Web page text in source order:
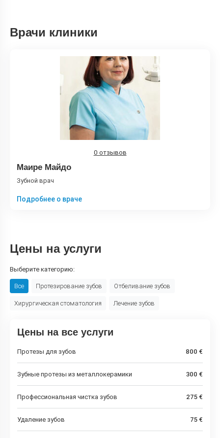
Врачи клиники
0 отзывов
Маире Майдо
Зубной врач
Подробнее о враче
Цены на услуги
Выберите категорию:
Все Протезирование зубов Отбеливание зубов
Хирургическая стоматология Лечение зубов
Цены на все услуги
Протезы для зубов 800 €
Зубные протезы из металлокерамики 300 €
Профессиональная чистка зубов 275 €
Удаление зубов 75 €